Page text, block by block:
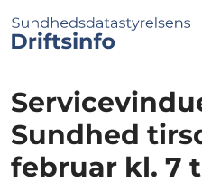
Sundhed
februar kl. 7